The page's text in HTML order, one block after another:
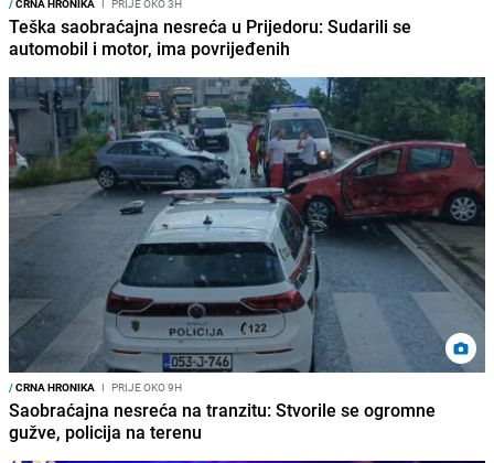
/CRNA HRONIKA I PRIJE OKO 3H
Teška saobraćajna nesreća u Prijedoru: Sudarili se
automobil i motor, ima povrijeđenih
/CRNA HRONIKA I PRIJE OKO 9H
Saobraćajna nesreća na tranzitu: Stvorile se ogromne
gužve, policija na terenu